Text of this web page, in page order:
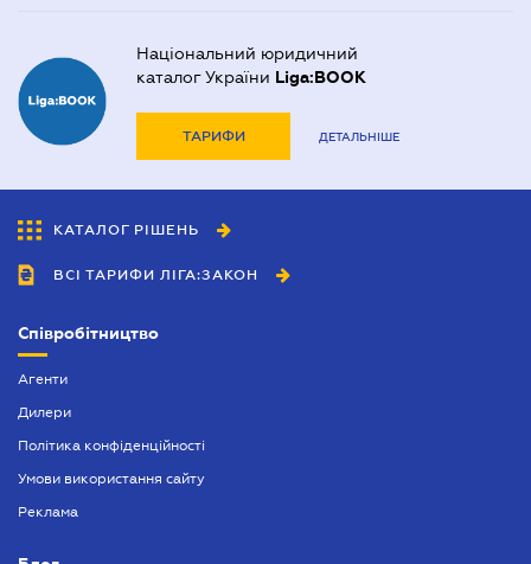
Національний юридичний
каталог України Liga:BOOK
ТАРИФИ ДЕТАЛЬНІШЕ
КАТАЛОГ РІШЕНЬ
ВСІ ТАРИФИ ЛІГА:ЗАКОН
Співробітництво
Агенти
Дилери
Політика конфіденційності
Умови використання сайту
Реклама